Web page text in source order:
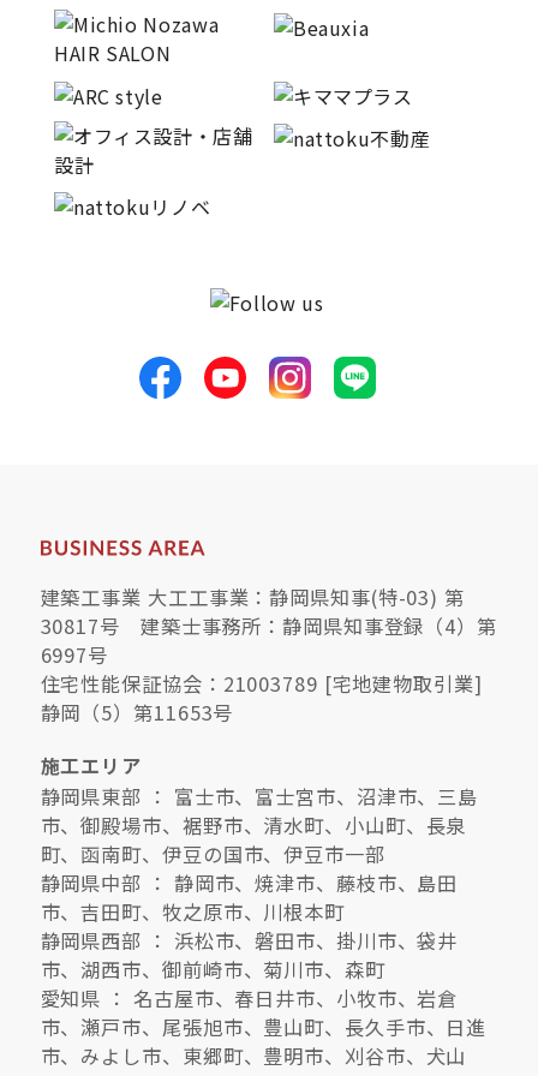
建築工事業 大工工事業：静岡県知事(特-03) 第
30817号 建築士事務所：静岡県知事登録（4）第
6997号
住宅性能保証協会：21003789 [宅地建物取引業]
静岡（5）第11653号
施工エリア
静岡県東部 ： 富士市、富士宮市、沼津市、三島
市、御殿場市、裾野市、清水町、小山町、長泉
町、函南町、伊豆の国市、伊豆市一部
静岡県中部 ： 静岡市、焼津市、藤枝市、島田
市、吉田町、牧之原市、川根本町
静岡県西部 ： 浜松市、磐田市、掛川市、袋井
市、湖西市、御前崎市、菊川市、森町
愛知県 ： 名古屋市、春日井市、小牧市、岩倉
市、瀬戸市、尾張旭市、豊山町、長久手市、日進
市、みよし市、東郷町、豊明市、刈谷市、犬山